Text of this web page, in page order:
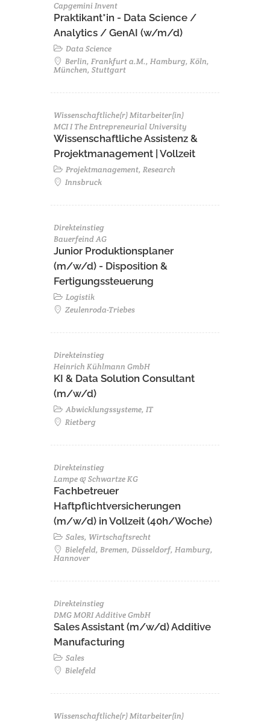
Capgemini Invent
Praktikant*in - Data Science /
Analytics / GenAI (w/m/d)
Data Science
Berlin, Frankfurt a.M., Hamburg, Köln,
München, Stuttgart
Wissenschaftliche(r) Mitarbeiter(in)
MCI I The Entrepreneurial University
Wissenschaftliche Assistenz &
Projektmanagement | Vollzeit
Projektmanagement, Research
Innsbruck
Direkteinstieg
Bauerfeind AG
Junior Produktionsplaner
(m/w/d) - Disposition &
Fertigungssteuerung
Logistik
Zeulenroda-Triebes
Direkteinstieg
Heinrich Kühlmann GmbH
KI & Data Solution Consultant
(m/w/d)
Abwicklungssysteme, IT
Rietberg
Direkteinstieg
Lampe & Schwartze KG
Fachbetreuer
Haftpflichtversicherungen
(m/w/d) in Vollzeit (40h/Woche)
Sales, Wirtschaftsrecht
Bielefeld, Bremen, Düsseldorf, Hamburg,
Hannover
Direkteinstieg
DMG MORI Additive GmbH
Sales Assistant (m/w/d) Additive
Manufacturing
Sales
Bielefeld
Wissenschaftliche(r) Mitarbeiter(in)